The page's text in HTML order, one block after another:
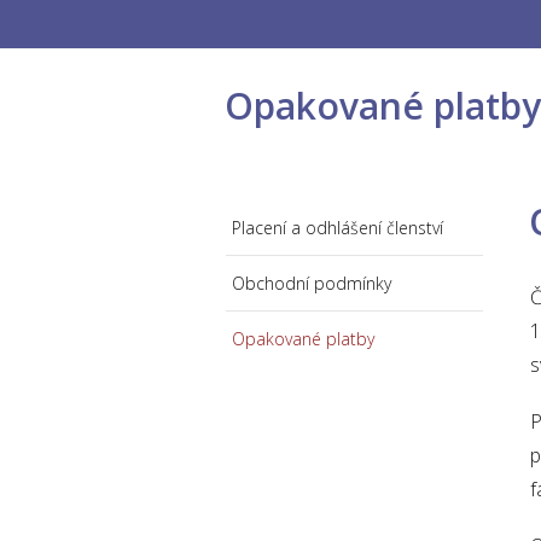
Opakované
Placení a odhlášení členství
Obchodní podmínky
Opakované platby